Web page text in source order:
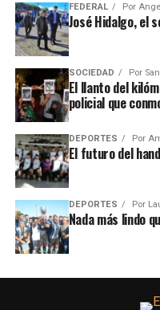
FEDERAL Por
José Hidalgo, el
SOCIEDAD Por
El llanto del
policial que
DEPORTES Por
El futuro del
DEPORTES Por
Nada más lindo